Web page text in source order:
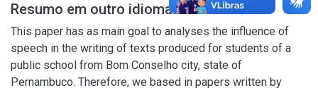
Resumo em outro idioma
This paper has as main goal to analyses the influence of
speech in the writing of texts produced for students of a
public school from Bom Conselho city, state of
Pernambuco. Therefore, we based in papers written by